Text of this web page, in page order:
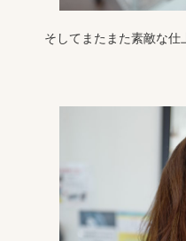
そしてまたまた素敵な仕